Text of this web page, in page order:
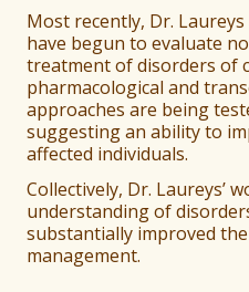
Most recently, Dr.
have begun to evaluate
treatment of disorders of
pharmacological and
approaches are being
suggesting an ability to
affected individuals.
Collectively, Dr. Laureys’
understanding of
substantially improved
management.